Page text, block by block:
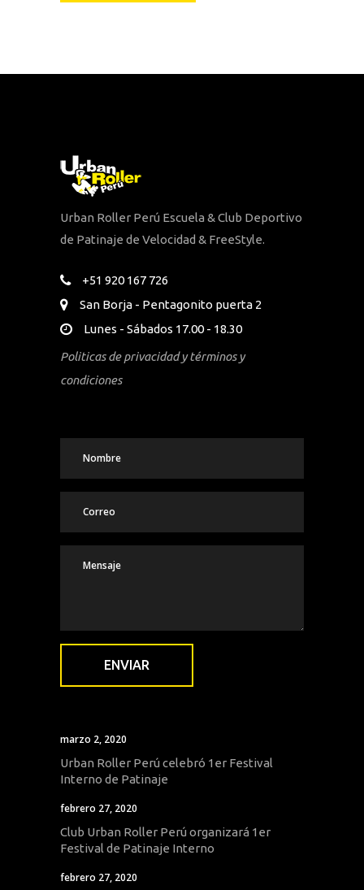
Urban Roller Perú Escuela & Club Deportivo
de Patinaje de Velocidad & FreeStyle.
+51 920 167 726
San Borja - Pentagonito puerta 2
Lunes - Sábados 17.00 - 18.30
Politicas de privacidad y términos y
condiciones
marzo 2, 2020
Urban Roller Perú celebró 1er Festival
Interno de Patinaje
febrero 27, 2020
Club Urban Roller Perú organizará 1er
Festival de Patinaje Interno
febrero 27, 2020